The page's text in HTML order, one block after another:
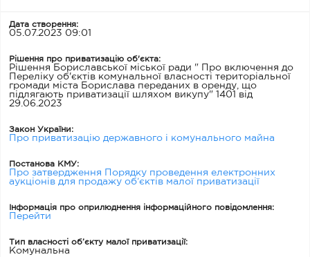
Дата створення:
05.07.2023 09:01
Рішення про приватизацію об'єкта:
Рішення Бориславської міської ради " Про включення до
Переліку об'єктів комунальної власності територіальної
громади міста Борислава переданих в оренду, що
підлягають приватизації шляхом викупу" 1401 від
29.06.2023
Закон України:
Про приватизацію державного і комунального майна
Постанова КМУ:
Про затвердження Порядку проведення електронних
аукціонів для продажу об’єктів малої приватизації
Інформація про оприлюднення інформаційного повідомлення:
Перейти
Тип власності об’єкту малої приватизації:
Комунальна